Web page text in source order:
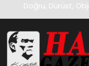
Doğru, Dürüst,